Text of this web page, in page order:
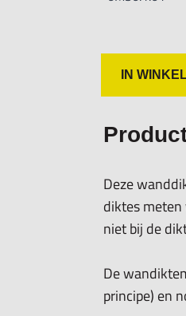
-
- Kunststof
-
- (bij
-
- Transmit-
- Standaard
- Diferential
-
IN
Deze
diktes
niet bij de
De
principe) en